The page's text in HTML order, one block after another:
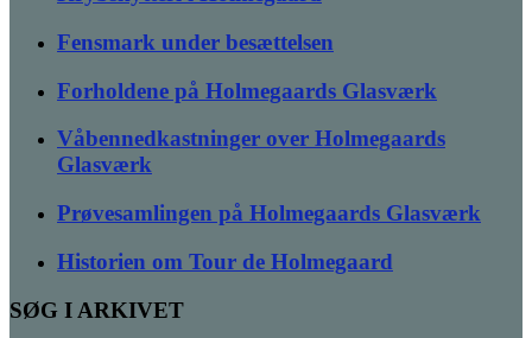
Fensmark under besættelsen
Forholdene på Holmegaards Glasværk
Våbennedkastninger over Holmegaards
Glasværk
Prøvesamlingen på Holmegaards Glasværk
Historien om Tour de Holmegaard
SØG I ARKIVET